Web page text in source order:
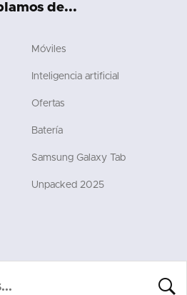
de...
Móviles
Inteligencia artificial
Ofertas
Batería
Samsung Galaxy Tab
Unpacked 2025